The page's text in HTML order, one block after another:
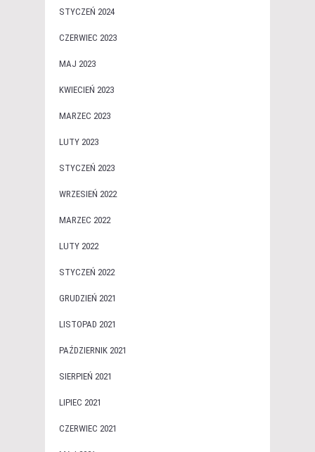
STYCZEŃ 2024
CZERWIEC 2023
MAJ 2023
KWIECIEŃ 2023
MARZEC 2023
LUTY 2023
STYCZEŃ 2023
WRZESIEŃ 2022
MARZEC 2022
LUTY 2022
STYCZEŃ 2022
GRUDZIEŃ 2021
LISTOPAD 2021
PAŹDZIERNIK 2021
SIERPIEŃ 2021
LIPIEC 2021
CZERWIEC 2021